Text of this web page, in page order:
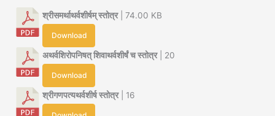
श्रीसमर्थाथर्वशीर्षम् स्तोत्र| 74.00 KB
Download
अथर्वशिरोपनिषत् शिवाथर्वशीर्षं च स्तोत्र| 20
Download
श्रीगणपत्यथर्वशीर्ष स्तोत्र| 16